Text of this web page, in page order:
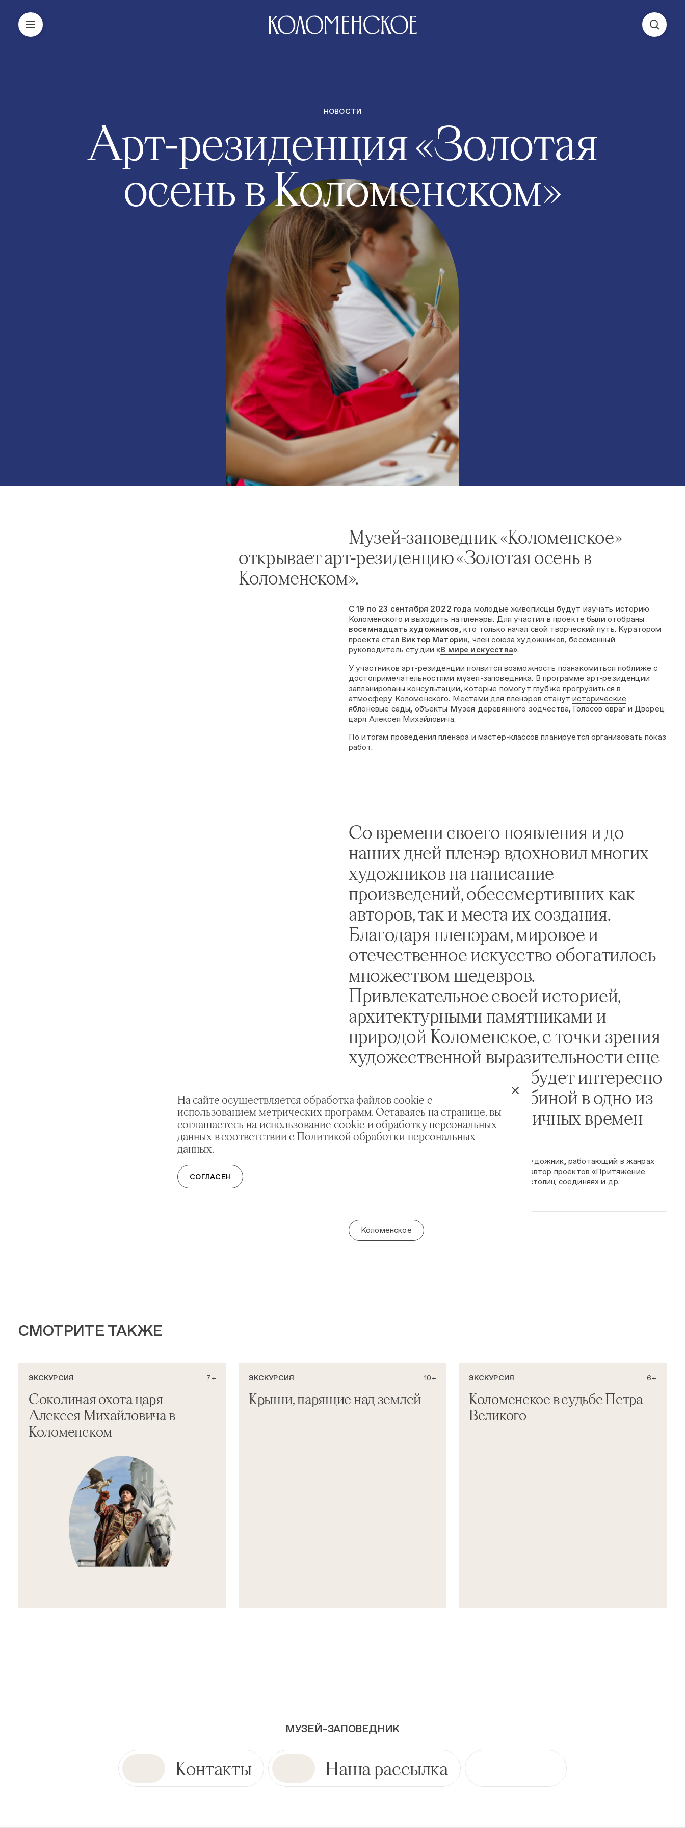
На сайте осуществляется обработка файлов cookie с
использованием метрических программ. Оставаясь на странице, вы
соглашаетесь на использование cookie и обработку персональных
данных в соответствии с Политикой обработки персональных
данных.
СОГЛАСЕН
НОВОСТИ
Арт-резиденция «Золотая
осень в Коломенском»
Музей-заповедник «Коломенское»
открывает арт-резиденцию «Золотая осень в
Коломенском».
С 19 по 23 сентября 2022 года молодые живописцы будут изучать историю
Коломенского и выходить на пленэры. Для участия в проекте были отобраны
восемнадцать художников, кто только начал свой творческий путь. Куратором
проекта стал Виктор Маторин, член союза художников, бессменный
руководитель студии «В мире искусства».
У участников арт-резиденции появится возможность познакомиться поближе с
достопримечательностями музея-заповедника. В программе арт-резиденции
запланированы консультации, которые помогут глубже прогрузиться в
атмосферу Коломенского. Местами для пленэров станутисторические
яблоневые сады, объекты Музея деревянного зодчества, Голосов овраг и Дворец
царя Алексея Михайловича.
По итогам проведения пленэра и мастер-классов планируется организовать показ
работ.
Со времени своего появления и до
наших дней пленэр вдохновил многих
художников на написание
произведений, обессмертивших как
авторов, так и места их создания.
Благодаря пленэрам, мировое и
отечественное искусство обогатилось
множеством шедевров.
Привлекательное своей историей,
архитектурными памятниками и
природой Коломенское, с точки зрения
художественной выразительности еще
широко не раскрыто и будет интересно
своей свежестью и глубиной в одно из
самых красивых и поэтичных времен
года.
Виктор Маторин — современный московский художник, работающий в жанрах
исторической картины, пейзажа, натюрморта, автор проектов «Притяжение
реализма», «Мой остров сокровищ», «Сердца столиц соединяя» и др.
Коломенское
СМОТРИТЕ ТАКЖЕ
ЭКСКУРСИЯ 7+
Соколиная охота царя
Алексея Михайловича в
Коломенском
ЭКСКУРСИЯ 10+
Крыши, парящие над землей
ЭКСКУРСИЯ 6+
Коломенское в судьбе Петра
Великого
МУЗЕЙ–ЗАПОВЕДНИК
Контакты Наша рассылка